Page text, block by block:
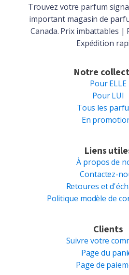
Trouvez votre parfum
important magasin de
Canada. Prix imbattables |
Expédition
Notre
Pour ELLE
Pour LUI
Tous les
En
Liens
À propos de
Contactez-
Retoures et
Politique modèle de
Clients
Suivre votre
Page du
Page de